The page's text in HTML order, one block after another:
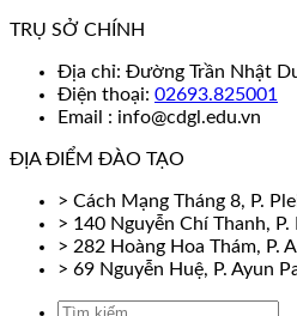
TRỤ SỞ CHÍNH
Địa chỉ: Đường Trần Nhật
Điện thoại: 02693.825001
Email : info@cdgl.edu.vn
ĐỊA ĐIỂM ĐÀO TẠO
> Cách Mạng Tháng 8, P.
> 140 Nguyễn Chí Thanh, P.
> 282 Hoàng Hoa Thám, P.
> 69 Nguyễn Huệ, P. Ayun